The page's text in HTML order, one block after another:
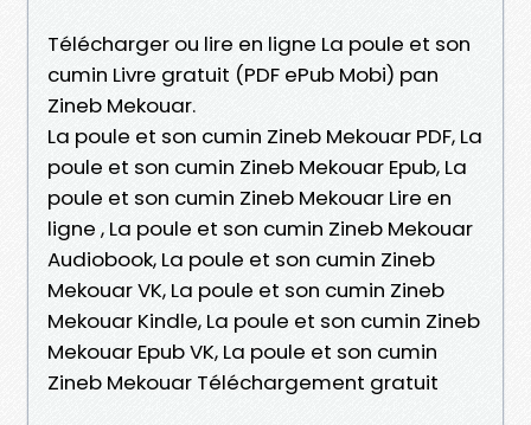
Télécharger ou lire en ligne La poule et son
cumin Livre gratuit (PDF ePub Mobi) pan
Zineb Mekouar.
La poule et son cumin Zineb Mekouar PDF, La
poule et son cumin Zineb Mekouar Epub, La
poule et son cumin Zineb Mekouar Lire en
ligne , La poule et son cumin Zineb Mekouar
Audiobook, La poule et son cumin Zineb
Mekouar VK, La poule et son cumin Zineb
Mekouar Kindle, La poule et son cumin Zineb
Mekouar Epub VK, La poule et son cumin
Zineb Mekouar Téléchargement gratuit